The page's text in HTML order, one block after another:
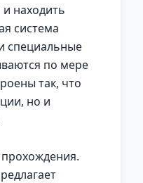
и находить
система
специальные
по мере
так, что
но и